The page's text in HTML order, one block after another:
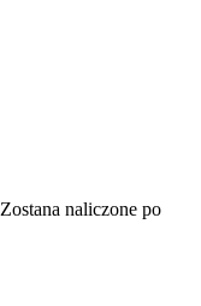
Zostana naliczone po